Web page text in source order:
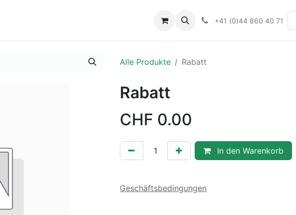
+41 (0)44 860 40 71
Alle Produkte Rabatt
Rabatt
CHF 0.00
In den Warenkorb
Geschäftsbedingungen